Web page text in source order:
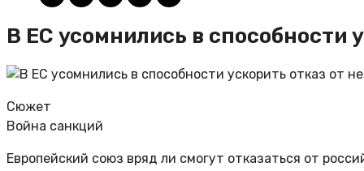
В ЕС усомнились в способности
Сюжет
Война санкций
Европейский союз вряд ли смогут отказаться от